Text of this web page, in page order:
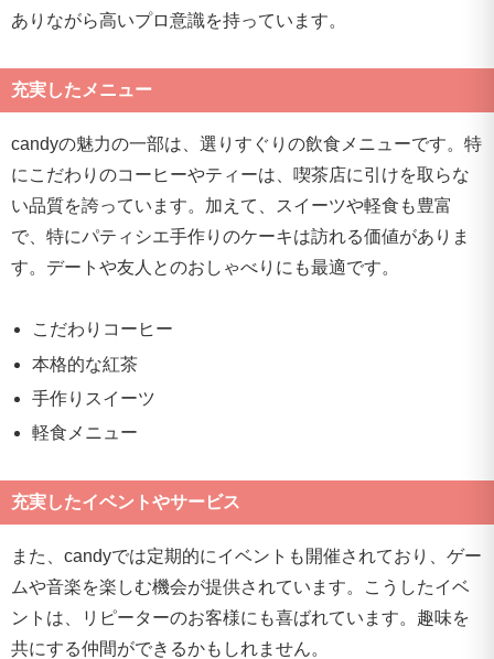
ありながら高いプロ意識を持っています。
充実したメニュー
candyの魅力の一部は、選りすぐりの飲食メニューです。特
にこだわりのコーヒーやティーは、喫茶店に引けを取らな
い品質を誇っています。加えて、スイーツや軽食も豊富
で、特にパティシエ手作りのケーキは訪れる価値がありま
す。デートや友人とのおしゃべりにも最適です。
こだわりコーヒー
本格的な紅茶
手作りスイーツ
軽食メニュー
充実したイベントやサービス
また、candyでは定期的にイベントも開催されており、ゲー
ムや音楽を楽しむ機会が提供されています。こうしたイベ
ントは、リピーターのお客様にも喜ばれています。趣味を
共にする仲間ができるかもしれません。